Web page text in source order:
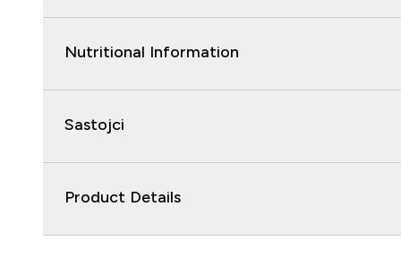
Nutritional Information
Sastojci
Product Details